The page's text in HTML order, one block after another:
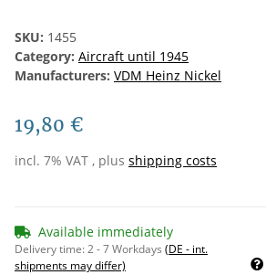
SKU: 1455
Category: Aircraft until 1945
Manufacturers: VDM Heinz Nickel
19,80 €
incl. 7% VAT , plus shipping costs
Available immediately
Delivery time:2 - 7 Workdays (DE - int.
shipments may differ)